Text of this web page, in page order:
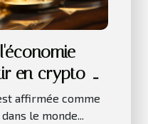
en crypto-
affirmée comme
le monde...